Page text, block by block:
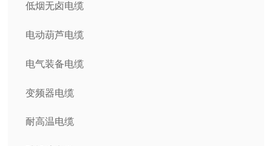
低烟无卤电缆
电动葫芦电缆
电气装备电缆
变频器电缆
耐高温电缆